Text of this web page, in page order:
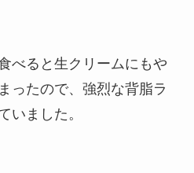
べると生クリームにもや
ったので、強烈な背脂ラ
いました。